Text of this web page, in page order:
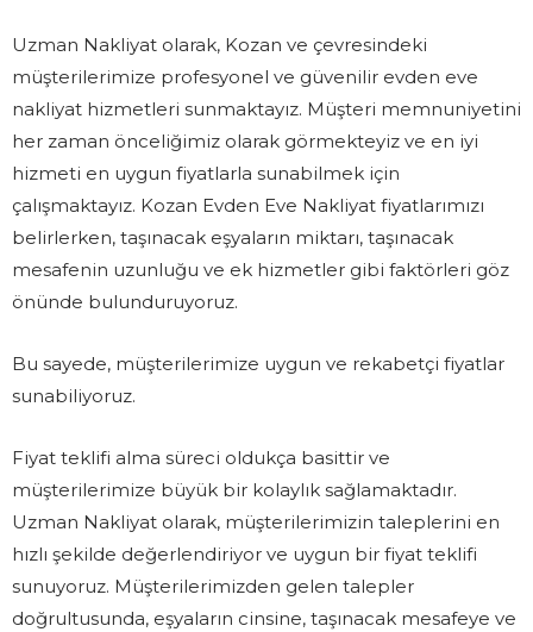
Uzman Nakliyat olarak, Kozan ve çevresindeki
müşterilerimize profesyonel ve güvenilir evden eve
nakliyat hizmetleri sunmaktayız. Müşteri memnuniyetini
her zaman önceliğimiz olarak görmekteyiz ve en iyi
hizmeti en uygun fiyatlarla sunabilmek için
çalışmaktayız. Kozan Evden Eve Nakliyat fiyatlarımızı
belirlerken, taşınacak eşyaların miktarı, taşınacak
mesafenin uzunluğu ve ek hizmetler gibi faktörleri göz
önünde bulunduruyoruz.
Bu sayede, müşterilerimize uygun ve rekabetçi fiyatlar
sunabiliyoruz.
Fiyat teklifi alma süreci oldukça basittir ve
müşterilerimize büyük bir kolaylık sağlamaktadır.
Uzman Nakliyat olarak, müşterilerimizin taleplerini en
hızlı şekilde değerlendiriyor ve uygun bir fiyat teklifi
sunuyoruz. Müşterilerimizden gelen talepler
doğrultusunda, eşyaların cinsine, taşınacak mesafeye ve